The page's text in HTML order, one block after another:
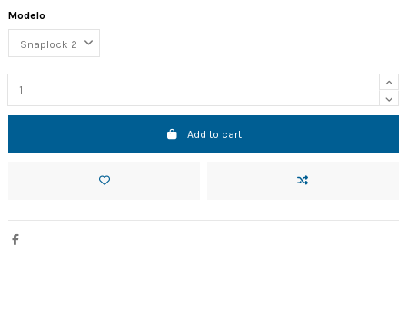
Modelo
Add to cart